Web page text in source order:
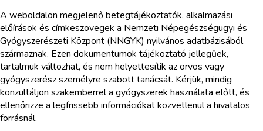
A weboldalon megjelenő betegtájékoztatók, alkalmazási
előírások és címkeszövegek a Nemzeti Népegészségügyi és
Gyógyszerészeti Központ (NNGYK) nyilvános adatbázisából
származnak. Ezen dokumentumok tájékoztató jellegűek,
tartalmuk változhat, és nem helyettesítik az orvos vagy
gyógyszerész személyre szabott tanácsát. Kérjük, mindig
konzultáljon szakemberrel a gyógyszerek használata előtt, és
ellenőrizze a legfrissebb információkat közvetlenül a hivatalos
forrásnál.